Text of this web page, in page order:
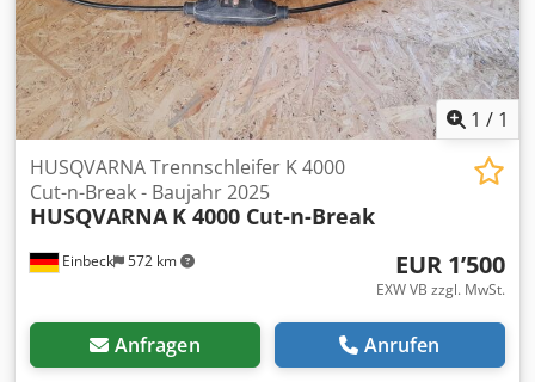
1 / 1
Einbeck 572 km
HUSQVARNA Trennschleifer K 4000
Cut-n-Break - Baujahr 2025
HUSQVARNA K 4000 Cut-n-Break
EUR 1’500
EXW VB zzgl. MwSt.
Anfragen Anrufen